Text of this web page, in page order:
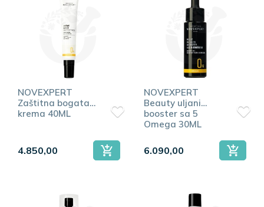
NOVEXPERT
Zaštitna bogata
krema 40ML
4.850,00
NOVEXPERT
Beauty uljani
booster sa 5
Omega 30ML
6.090,00